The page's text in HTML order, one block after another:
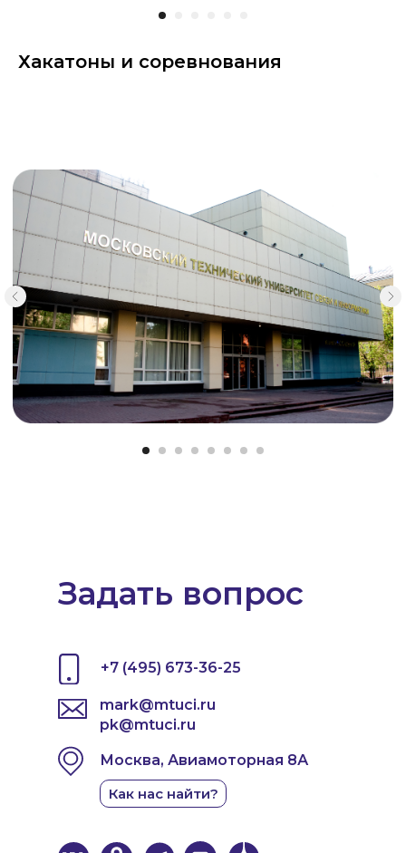
Хакатоны и соревнования
Задать вопрос
+7 (495) 673-36-25
mark@mtuci.ru
pk@mtuci.ru
Москва, Авиамоторная 8А
Как нас найти?
Как нас найти?